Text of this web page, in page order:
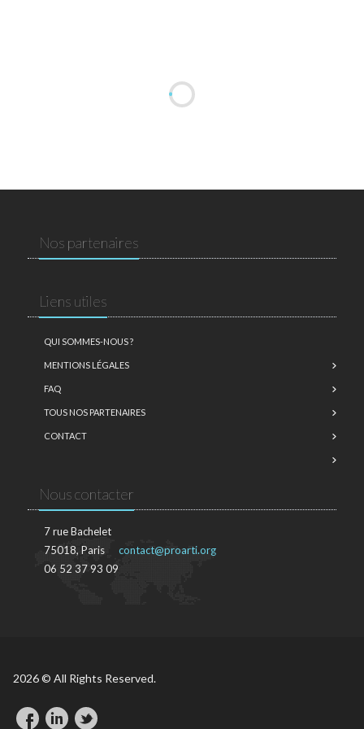
Nos partenaires
Liens utiles
QUI SOMMES-NOUS ?
MENTIONS LÉGALES
FAQ
TOUS NOS PARTENAIRES
CONTACT
Nous contacter
7 rue Bachelet
75018, Paris
06 52 37 93 09
contact@proarti.org
2026 © All Rights Reserved.